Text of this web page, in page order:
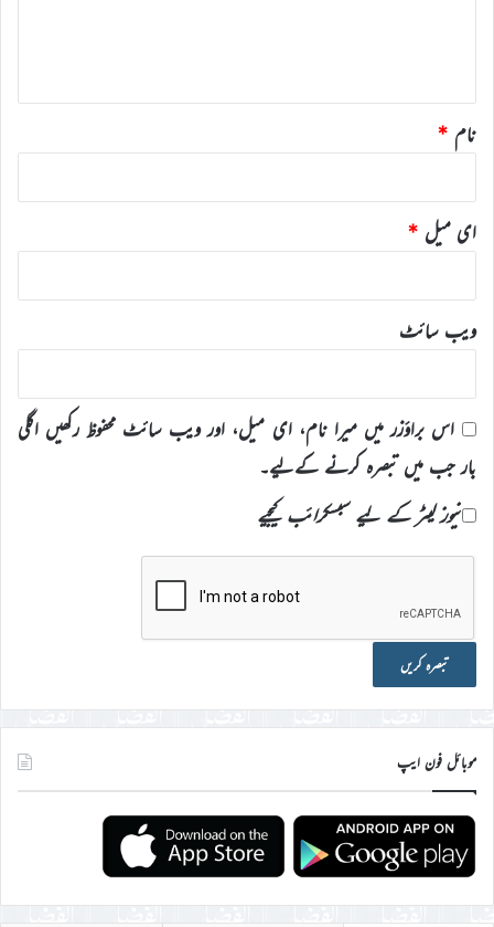
نام *
ای میل *
ویب‌ سائٹ
اس براؤزر میں میرا نام، ای میل، اور ویب سائٹ محفوظ رکھیں اگلی
بار جب میں تبصرہ کرنے کےلیے۔
نیوز لیٹر کے لیے سبسکرائب کیجیے
موبائل فون ایپ